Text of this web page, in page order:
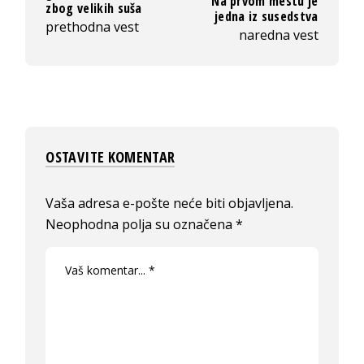
zbog velikih suša
prethodna vest
jedna iz susedstva
naredna vest
OSTAVITE KOMENTAR
Vaša adresa e-pošte neće biti objavljena.
Neophodna polja su označena*